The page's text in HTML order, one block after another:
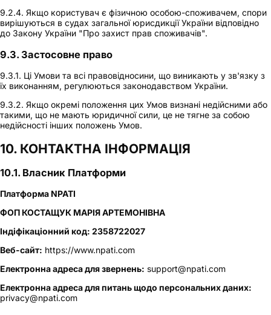
9.2.4. Якщо користувач є фізичною особою-споживачем, спори
вирішуються в судах загальної юрисдикції України відповідно
до Закону України "Про захист прав споживачів".
9.3. Застосовне право
9.3.1. Ці Умови та всі правовідносини, що виникають у зв'язку з
їх виконанням, регулюються законодавством України.
9.3.2. Якщо окремі положення цих Умов визнані недійсними або
такими, що не мають юридичної сили, це не тягне за собою
недійсності інших положень Умов.
10. КОНТАКТНА ІНФОРМАЦІЯ
10.1. Власник Платформи
Платформа NPATI
ФОП КОСТАЩУК МАРІЯ АРТЕМОНІВНА
Індіфікаціонний код: 2358722027
Веб-сайт: https://www.npati.com
Електронна адреса для звернень: support@npati.com
Електронна адреса для питань щодо персональних даних:
privacy@npati.com